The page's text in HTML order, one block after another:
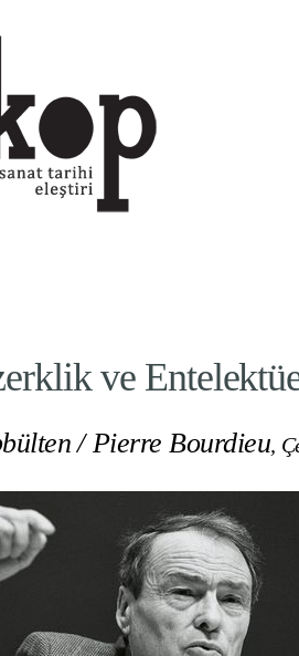
ve
/Pierre Bourdieu,